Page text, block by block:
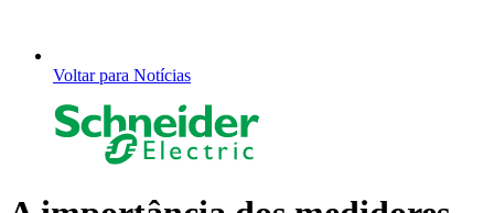
Voltar para Notícias